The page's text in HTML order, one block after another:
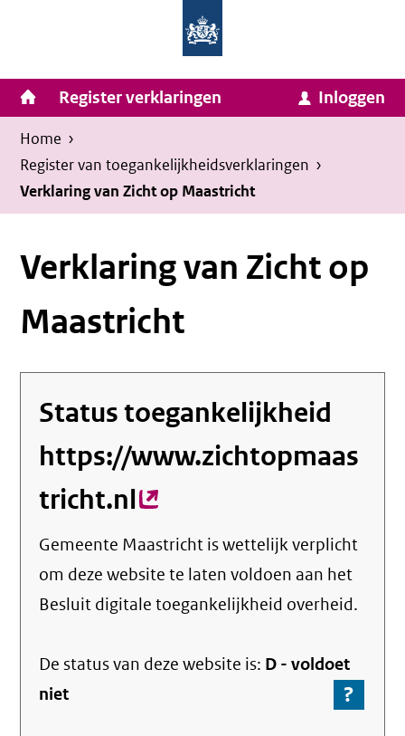
inhoud
van
Zaken
en
Koninkrijksrelaties
Homepage
van
Invulassistent
Toegankelijkheidsverklaring
Toegankelijkheidsverklaring
Hoofdnavigatie
Register verklaringen Inloggen
Kruimelpad
U
bevindt
zich
hier:
Home ›
Register van toegankelijkheids­verklaringen ›
Verklaring van Zicht op Maastricht
Verklaring van Zicht op
Maastricht
Status toegankelijkheid
https://www.zichtopmaas
tricht.nl(externe
link)
Gemeente Maastricht is wettelijk verplicht
om deze website te laten voldoen aan het
Besluit digitale toegankelijkheid overheid.
De status van dezewebsite is: D -voldoet
niet
?
Ga